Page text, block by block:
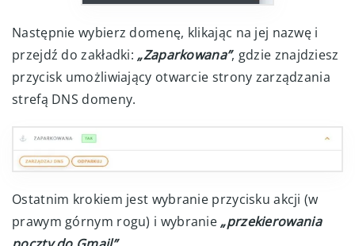
Następnie wybierz domenę, klikając na jej nazwę i
przejdź do zakładki: „Zaparkowana”, gdzie znajdziesz
przycisk umożliwiający otwarcie strony zarządzania
strefą DNS domeny.
Ostatnim krokiem jest wybranie przycisku akcji (w
prawym górnym rogu) i wybranie„przekierowania